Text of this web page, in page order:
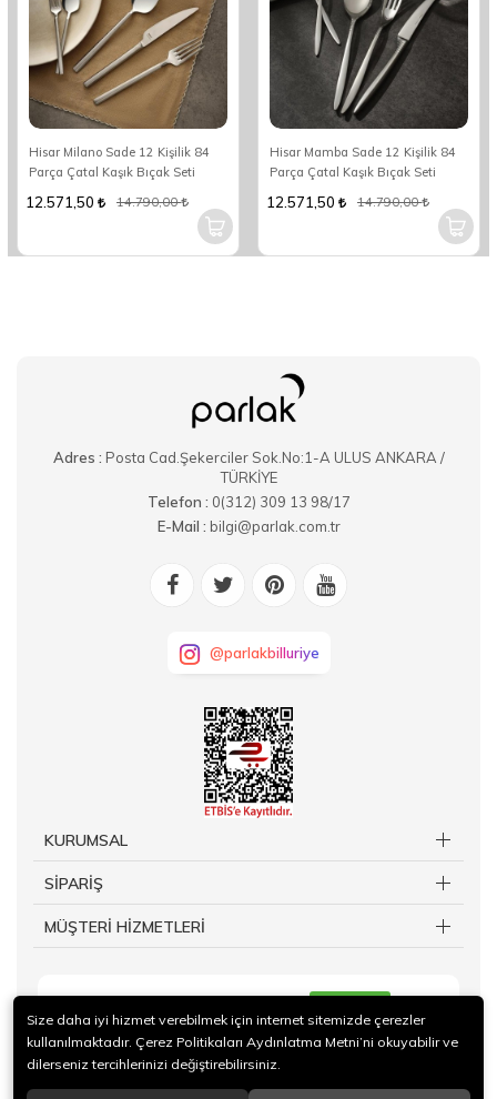
Hisar Milano Sade 12 Kişilik 84
Parça Çatal Kaşık Bıçak Seti
12.571,50 14.790,00
Hisar Mamba Sade 12 Kişilik 84
Parça Çatal Kaşık Bıçak Seti
12.571,50 14.790,00
Adres : Posta Cad.Şekerciler Sok.No:1-A ULUS ANKARA /
TÜRKİYE
Telefon : 0(312) 309 13 98/17
E-Mail : bilgi@parlak.com.tr
@parlakbilluriye
KURUMSAL
SİPARİŞ
MÜŞTERİ HİZMETLERİ
Size daha iyi hizmet verebilmek için internet sitemizde çerezler
kullanılmaktadır. Çerez Politikaları Aydınlatma Metni’ni okuyabilir ve
dilerseniz tercihlerinizi değiştirebilirsiniz.